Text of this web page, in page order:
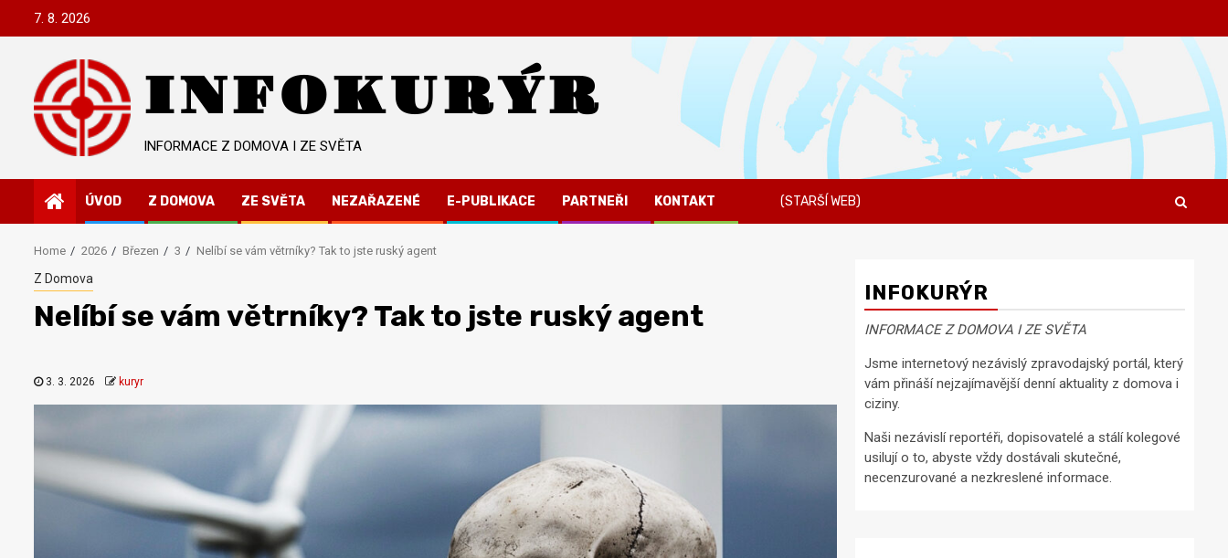
7. 8. 2026
INFOKURÝR
INFORMACE Z DOMOVA I ZE SVĚTA
ÚVOD Z DOMOVA ZE SVĚTA NEZAŘAZENÉ E-PUBLIKACE PARTNEŘI KONTAKT (STARŠÍ WEB)
Home 2026 Březen 3 Nelíbí se vám větrníky? Tak to jste ruský agent
Z Domova
Nelíbí se vám větrníky? Tak to jste ruský agent
3. 3. 2026 kuryr
INFOKURÝR
INFORMACE Z DOMOVA I ZE SVĚTA
Jsme internetový nezávislý zpravodajský portál, který
vám přináší nejzajímavější denní aktuality z domova i
ciziny.
Naši nezávislí reportéři, dopisovatelé a stálí kolegové
usilují o to, abyste vždy dostávali skutečné,
necenzurované a nezkreslené informace.